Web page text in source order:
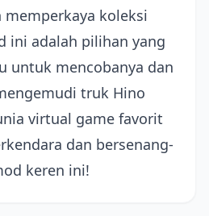
koleksi
ini adalah pilihan yang
untuk mencobanya dan
truk Hino
virtual game favorit
dan bersenang-
keren ini!